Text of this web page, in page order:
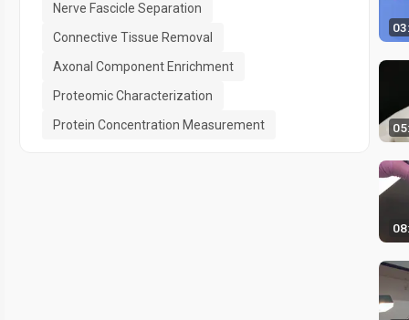
Nerve Fascicle Separation
Connective Tissue Removal
Axonal Component Enrichment
Proteomic Characterization
Protein Concentration Measurement